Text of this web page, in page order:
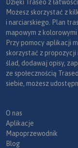
Dzięki Traseo z
Możesz skorzystać z
i narciarskiego. Plan
mapowym z
Przy pomocy aplikacji
skorzystać z propozycji
ślad, dodawaj opisy,
ze społecznością
siebie, możesz
O nas
Aplikacje
Mapoprzewodnik
Blog